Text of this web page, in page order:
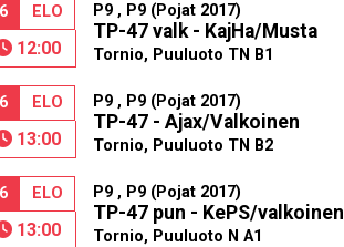
ELO
12:00
P9 , P9 (Pojat 2017)
TP-47 valk - KajHa/Musta
Tornio, Puuluoto TN B1
ELO
13:00
P9 , P9 (Pojat 2017)
TP-47 - Ajax/Valkoinen
Tornio, Puuluoto TN B2
ELO
13:00
P9 , P9 (Pojat 2017)
TP-47 pun - KePS/valkoinen
Tornio, Puuluoto N A1